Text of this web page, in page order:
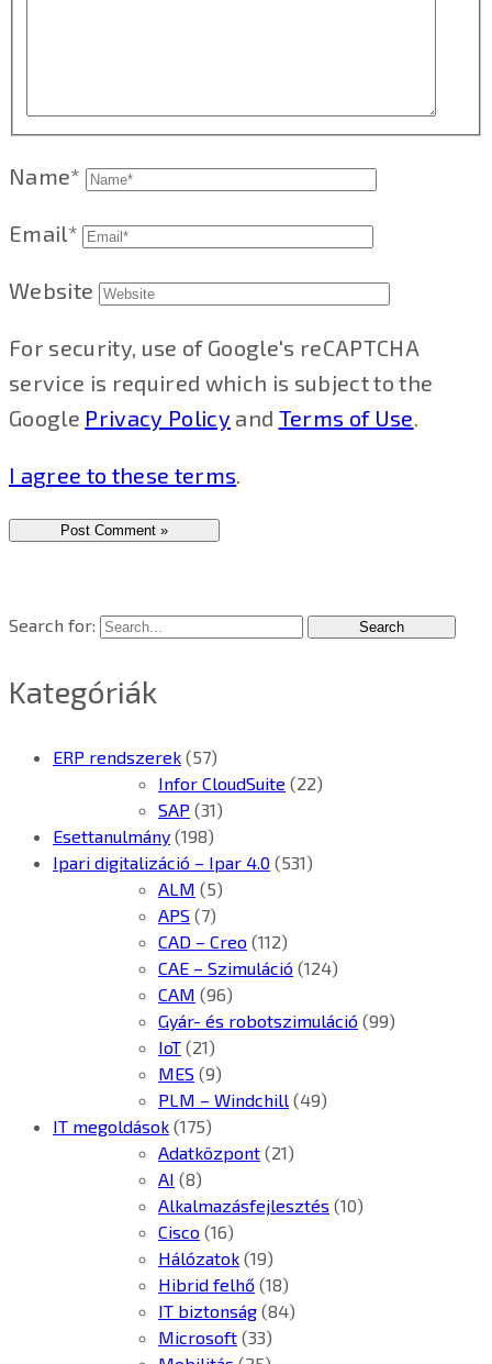
Name*
Email*
Website
For security, use of Google's reCAPTCHA
service is required which is subject to the
Google Privacy Policy and Terms of Use
I agree to these terms
Search for:
Kategóriák
ERP rendszerek (57)
Infor CloudSuite (22)
SAP (31)
Esettanulmány (198)
Ipari digitalizáció – Ipar 4.0 (531)
ALM (5)
APS (7)
CAD – Creo (112)
CAE – Szimuláció (124)
CAM (96)
Gyár- és robotszimuláció (99)
IoT (21)
MES (9)
PLM – Windchill (49)
IT megoldások (175)
Adatközpont (21)
AI (8)
Alkalmazásfejlesztés (10)
Cisco (16)
Hálózatok (19)
Hibrid felhő (18)
IT biztonság (84)
Microsoft (33)